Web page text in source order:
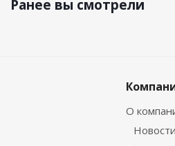
Ранее вы смотрели
О
Новости